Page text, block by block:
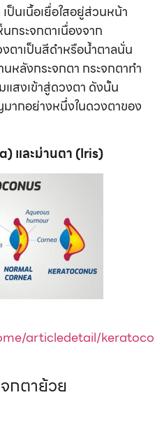
นเนื้อเยื่อใสอยู่ส่วนหน้า
กระจกตาเนื่องจาก
งตาเป็นสีดำหรือน้ำตาลนั่น
หลังกระจกตา กระจกตาทำ
แสงเข้าสู่ดวงตา ดังนั้น
ากอย่างหนึ่งในดวงตาของ
และม่านตา (Iris)
articledetail/
กตาย้วย